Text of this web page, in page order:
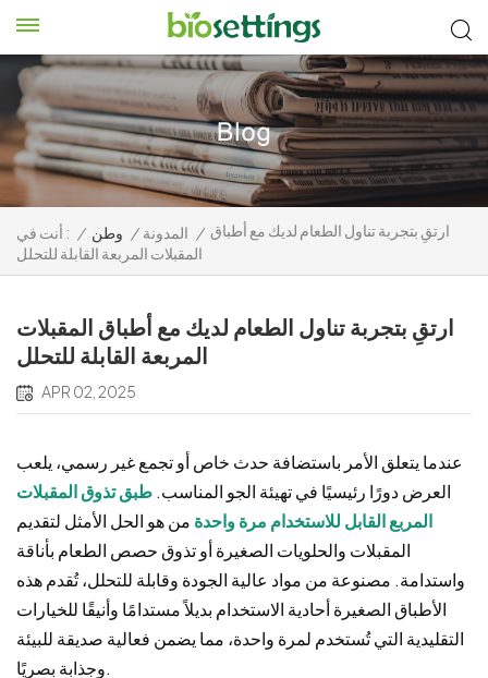
أنت في : / وطن / المدونة / ارتقِ بتجربة تناول الطعام لديك مع أطباق
المقبلات المربعة القابلة للتحلل
ارتقِ بتجربة تناول الطعام لديك مع أطباق المقبلات
المربعة القابلة للتحلل
APR 02, 2025
عندما يتعلق الأمر باستضافة حدث خاص أو تجمع غير رسمي، يلعب
العرض دورًا رئيسيًا في تهيئة الجو المناسب. طبق تذوق المقبلات
المربع القابل للاستخدام مرة واحدة من هو الحل الأمثل لتقديم
المقبلات والحلويات الصغيرة أو تذوق حصص الطعام بأناقة
واستدامة. مصنوعة من مواد عالية الجودة وقابلة للتحلل، تُقدم هذه
الأطباق الصغيرة أحادية الاستخدام بديلاً مستدامًا وأنيقًا للخيارات
التقليدية التي تُستخدم لمرة واحدة، مما يضمن فعالية صديقة للبيئة
وجذابة بصريًا.